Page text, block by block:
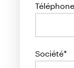
Société*